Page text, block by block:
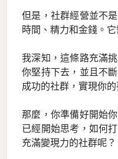
但是，社群經營並不
時間、精力和金錢。
我深知，這條路充滿
你堅持下去，並且不
成功的社群，實現你的
那麼，你準備好開始
已經開始思考，如何
充滿變現力的社群呢？